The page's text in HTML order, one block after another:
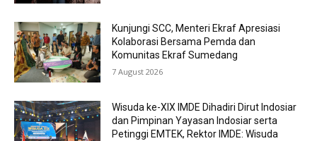
Kunjungi SCC, Menteri Ekraf Apresiasi
Kolaborasi Bersama Pemda dan
Komunitas Ekraf Sumedang
7 August 2026
Wisuda ke-XIX IMDE Dihadiri Dirut Indosiar
dan Pimpinan Yayasan Indosiar serta
Petinggi EMTEK, Rektor IMDE: Wisuda